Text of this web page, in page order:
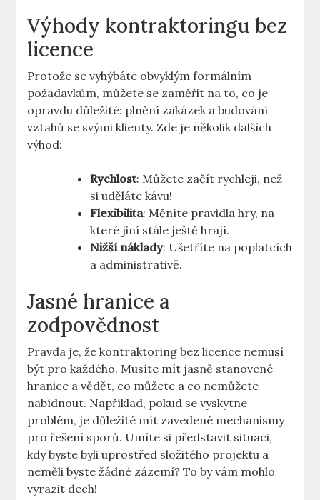
Výhody kontraktoringu bez
licence
Protože se vyhýbáte obvyklým formálním
požadavkům, můžete se zaměřit na to, co je
opravdu důležité: plnění zakázek a budování
vztahů se svými klienty. Zde je několik dalších
výhod:
Rychlost: Můžete začít rychleji, než
si uděláte kávu!
Flexibilita: Měníte pravidla hry, na
které jiní stále ještě hrají.
Nižší náklady: Ušetříte na poplatcích
a administrativě.
Jasné hranice a
zodpovědnost
Pravda je, že kontraktoring bez licence nemusí
být pro každého. Musíte mít jasně stanovené
hranice a vědět, co můžete a co nemůžete
nabídnout. Například, pokud se vyskytne
problém, je důležité mít zavedené mechanismy
pro řešení sporů. Umíte si představit situaci,
kdy byste byli uprostřed složitého projektu a
neměli byste žádné zázemí? To by vám mohlo
vyrazit dech!